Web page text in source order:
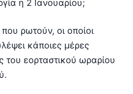
η 2 Ιανουαρίου;
που ρωτούν, οι οποίοι
κάποιες μέρες
του εορταστικού ωραρίου